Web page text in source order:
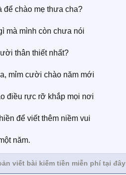
để chào mẹ thưa cha?
mà mình còn chưa nói
thân thiết nhất?
mỉm cười chào năm mới
điều rực rỡ khắp mọi nơi
để viết thêm niềm vui
năm.
viết bài kiếm tiền miễn phí tại đây